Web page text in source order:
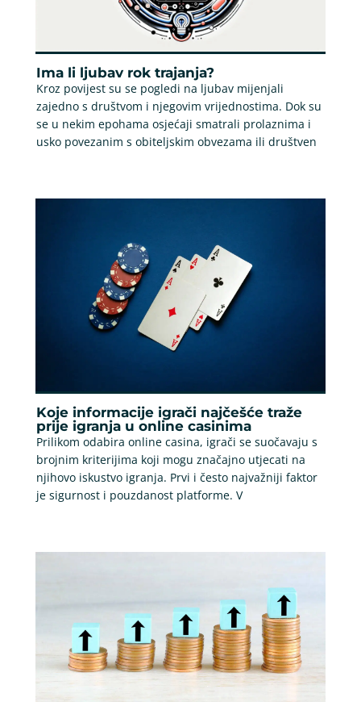
Ima li ljubav rok trajanja?
Kroz povijest su se pogledi na ljubav mijenjali
zajedno s društvom i njegovim vrijednostima. Dok su
se u nekim epohama osjećaji smatrali prolaznima i
usko povezanim s obiteljskim obvezama ili društven
Koje informacije igrači najčešće traže
prije igranja u online casinima
Prilikom odabira online casina, igrači se suočavaju s
brojnim kriterijima koji mogu značajno utjecati na
njihovo iskustvo igranja. Prvi i često najvažniji faktor
je sigurnost i pouzdanost platforme. V